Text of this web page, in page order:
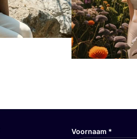
Voornaam *